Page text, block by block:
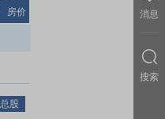
房价 消息
搜索